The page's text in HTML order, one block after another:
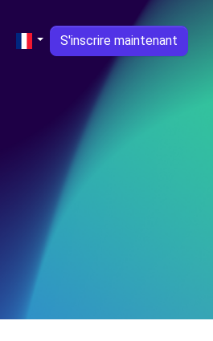
S'inscrire maintenant